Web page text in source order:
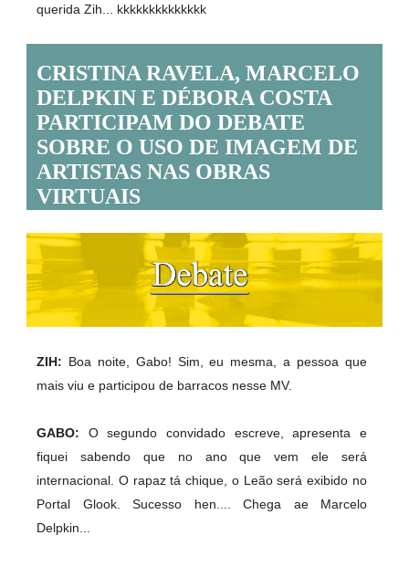
querida Zih... kkkkkkkkkkkkkk
CRISTINA RAVELA, MARCELO
DELPKIN E DÉBORA COSTA
PARTICIPAM DO DEBATE
SOBRE O USO DE IMAGEM DE
ARTISTAS NAS OBRAS
VIRTUAIS
ZIH: Boa noite, Gabo! Sim, eu mesma, a pessoa que
mais viu e participou de barracos nesse MV.
GABO: O segundo convidado escreve, apresenta e
fiquei sabendo que no ano que vem ele será
internacional. O rapaz tá chique, o Leão será exibido no
Portal Glook. Sucesso hen.... Chega ae Marcelo
Delpkin...